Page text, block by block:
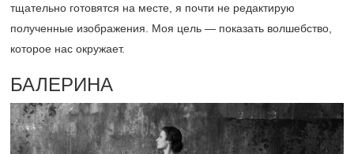
тщательно готовятся на месте, я почти не редактирую
полученные изображения. Моя цель — показать волшебство,
которое нас окружает.
БАЛЕРИНА